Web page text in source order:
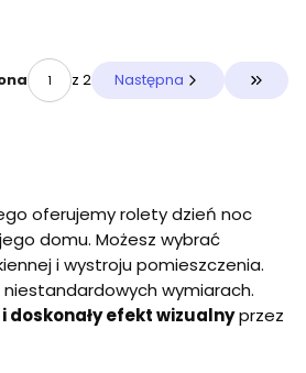
z 2 Następna
oferujemy rolety dzień noc
domu. Możesz wybrać
i wystroju pomieszczenia.
wymiarach.
doskonały efekt wizualnyprzez